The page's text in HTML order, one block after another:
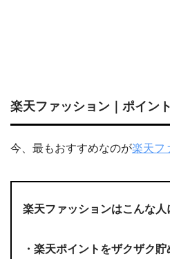
楽天ファッション｜ポイン
今、最もおすすめなのが楽天フ
楽天ファッションはこんな人
・楽天ポイントをザクザク